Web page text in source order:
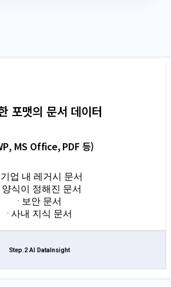
포맷의 문서 데이터
MS Office, PDF 등)
기업 내 레거시 문서
양식이 정해진 문서
· 보안 문서
· 사내 지식 문서
Step.2 AI DataInsight